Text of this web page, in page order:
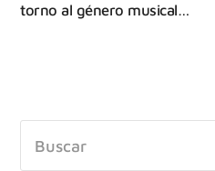
torno al género musical…